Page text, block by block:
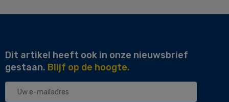
Dit artikel heeft ook in onze nieuwsbrief
gestaan. Blijf op de hoogte.
Uw